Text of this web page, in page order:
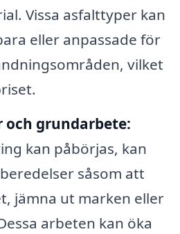
Vissa asfalttyper kan
eller anpassade för
vilket
och grundarbete:
kan påbörjas, kan
såsom att
jämna ut marken eller
arbeten kan öka